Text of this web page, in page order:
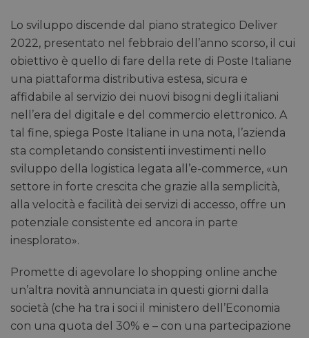
Lo sviluppo discende dal piano strategico Deliver
2022, presentato nel febbraio dell’anno scorso, il cui
obiettivo è quello di fare della rete di Poste Italiane
una piattaforma distributiva estesa, sicura e
affidabile al servizio dei nuovi bisogni degli italiani
nell’era del digitale e del commercio elettronico. A
tal fine, spiega Poste Italiane in una nota, l’azienda
sta completando consistenti investimenti nello
sviluppo della logistica legata all’e-commerce, «un
settore in forte crescita che grazie alla semplicità,
alla velocità e facilità dei servizi di accesso, offre un
potenziale consistente ed ancora in parte
inesplorato».
Promette di agevolare lo shopping online anche
un’altra novità annunciata in questi giorni dalla
società (che ha tra i soci il ministero dell’Economia
con una quota del 30% e – con una partecipazione